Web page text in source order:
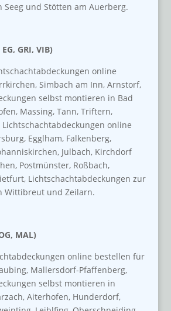
Seeg und Stötten am Auerberg.
GRI, VIB)
online
Simbach am Inn, Arnstorf,
selbst montieren in Bad
Massing, Tann, Triftern,
online
Egglham, Falkenberg,
Julbach, Kirchdorf
Postmünster, Roßbach,
Lichtschachtabdeckungen zur
Wittibreut und Zeilarn.
MAL)
online bestellen für
Mallersdorf-Pfaffenberg,
selbst montieren in
Aiterhofen, Hunderdorf,